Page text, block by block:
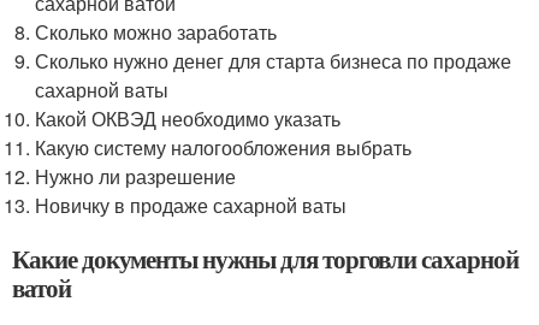
Сколько можно заработать
Сколько нужно денег для старта бизнеса по продаже
сахарной ваты
Какой ОКВЭД необходимо указать
Какую систему налогообложения выбрать
Нужно ли разрешение
Новичку в продаже сахарной ваты
Какие документы нужны для торговли сахарной
ватой